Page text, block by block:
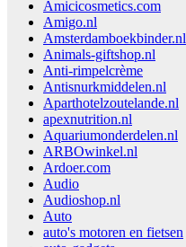
Amicicosmetics.com
Amigo.nl
Amsterdamboekbinder.nl
Animals-giftshop.nl
Anti-rimpelcrème
Antisnurkmiddelen.nl
Aparthotelzoutelande.nl
apexnutrition.nl
Aquariumonderdelen.nl
ARBOwinkel.nl
Ardoer.com
Audio
Audioshop.nl
Auto
auto's motoren en fietsen